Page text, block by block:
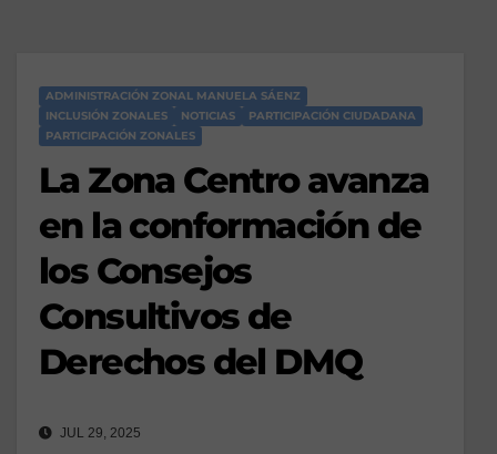
ADMINISTRACIÓN ZONAL MANUELA SÁENZ
INCLUSIÓN ZONALES
NOTICIAS
PARTICIPACIÓN CIUDADANA
PARTICIPACIÓN ZONALES
La Zona Centro avanza
en la conformación de
los Consejos
Consultivos de
Derechos del DMQ
JUL 29, 2025